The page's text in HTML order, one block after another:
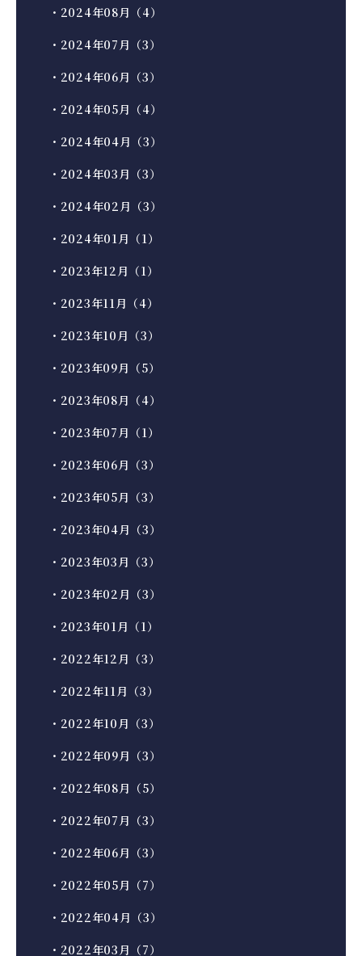
・2024年08月（4）
・2024年07月（3）
・2024年06月（3）
・2024年05月（4）
・2024年04月（3）
・2024年03月（3）
・2024年02月（3）
・2024年01月（1）
・2023年12月（1）
・2023年11月（4）
・2023年10月（3）
・2023年09月（5）
・2023年08月（4）
・2023年07月（1）
・2023年06月（3）
・2023年05月（3）
・2023年04月（3）
・2023年03月（3）
・2023年02月（3）
・2023年01月（1）
・2022年12月（3）
・2022年11月（3）
・2022年10月（3）
・2022年09月（3）
・2022年08月（5）
・2022年07月（3）
・2022年06月（3）
・2022年05月（7）
・2022年04月（3）
・2022年03月（7）